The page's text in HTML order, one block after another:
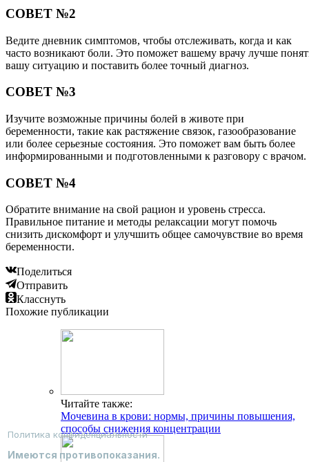
СОВЕТ №2
Ведите дневник симптомов, чтобы отслеживать, когда и как
часто возникают боли. Это поможет вашему врачу лучше
вашу ситуацию и поставить более точный диагноз.
СОВЕТ №3
Изучите возможные причины болей в животе при
беременности, такие как растяжение связок, газообразование
или более серьезные состояния. Это поможет вам быть более
информированными и подготовленными к разговору с врачом.
СОВЕТ №4
Обратите внимание на свой рацион и уровень стресса.
Правильное питание и методы релаксации могут помочь
снизить дискомфорт и улучшить общее самочувствие во время
беременности.
Поделиться
Отправить
Класснуть
Похожие публикации
Читайте также:
Мочевина в крови: нормы, причины повышения,
способы снижения концентрации
Политика конфиденциальности
Имеются противопоказания.